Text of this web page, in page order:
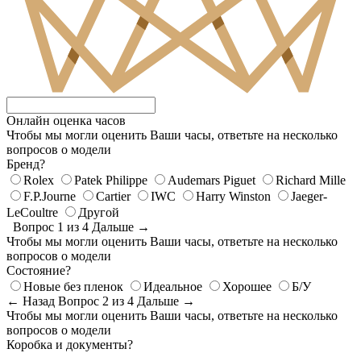
Онлайн оценка часов
Чтобы мы могли оценить Ваши часы, ответьте на несколько
вопросов о модели
Бренд?
Rolex
Patek Philippe Audemars Piguet
Richard Mille
F.P.Journe
Cartier IWC Harry Winston
Jaeger-
LeCoultre
Другой
Вопрос 1 из 4 Дальше →
Чтобы мы могли оценить Ваши часы, ответьте на несколько
вопросов о модели
Состояние?
Новые без пленок
Идеальное Хорошее
Б/У
← Назад Вопрос 2 из 4 Дальше →
Чтобы мы могли оценить Ваши часы, ответьте на несколько
вопросов о модели
Коробка и документы?